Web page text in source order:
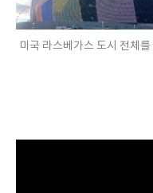
미국 라스베가스 도시 전체